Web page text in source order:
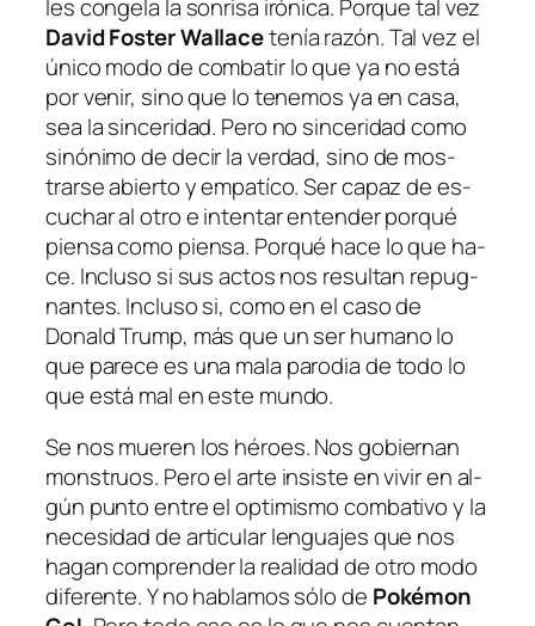
les con­ge­la la son­ri­sa iró­ni­ca. Porque tal vez
David Foster Wallacete­nía ra­zón. Tal vez el
úni­co mo­do de com­ba­tir lo que ya no es­tá
por ve­nir, sino que lo te­ne­mos ya en ca­sa,
sea la sin­ce­ri­dad. Pero no sin­ce­ri­dad co­mo
si­nó­ni­mo de de­cir la ver­dad, sino de mos­
trar­se abier­to y em­pa­tí­co. Ser ca­paz de es­
cu­char al otro e in­ten­tar en­ten­der por­qué
pien­sa co­mo pien­sa. Porqué ha­ce lo que ha­
ce. Incluso si sus ac­tos nos re­sul­tan re­pug­
nan­tes. Incluso si, co­mo en el ca­so de
Donald Trump, más que un ser hu­mano lo
que pa­re­ce es una ma­la pa­ro­dia de to­do lo
que es­tá mal en es­te mundo.
Se nos mue­ren los hé­roes. Nos go­bier­nan
mons­truos. Pero el ar­te in­sis­te en vi­vir en al­
gún pun­to en­tre el op­ti­mis­mo com­ba­ti­vo y la
ne­ce­si­dad de ar­ti­cu­lar len­gua­jes que nos
ha­gan com­pren­der la reali­dad de otro mo­do
di­fe­ren­te. Y no ha­bla­mos só­lo de Pokémon